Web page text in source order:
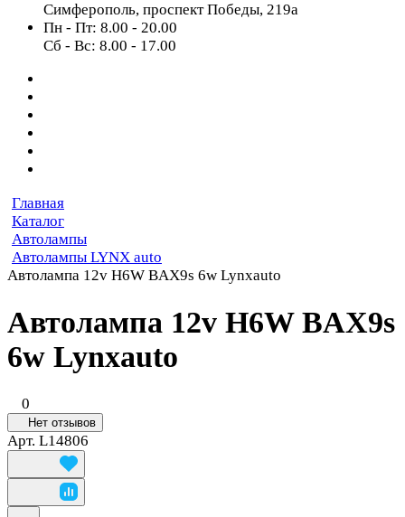
Симферополь, проспект Победы, 219а
Пн - Пт: 8.00 - 20.00
Сб - Вс: 8.00 - 17.00
Главная
Каталог
Автолампы
Автолампы LYNX auto
Автолампа 12v H6W BAX9s 6w Lynxauto
Автолампа 12v H6W BAX9s
6w Lynxauto
0
Нет отзывов
Арт. L14806